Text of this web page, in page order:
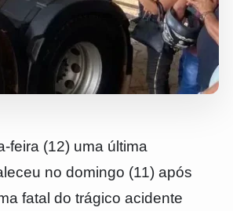
feira (12) uma última
no domingo (11) após
fatal do trágico acidente